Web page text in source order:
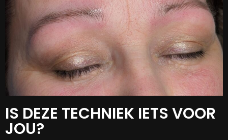
IS DEZE TECHNIEK IETS VOOR
JOU?